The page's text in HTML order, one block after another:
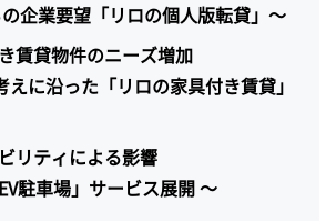
企業要望「リロの個人版転貸」～
賃貸物件のニーズ増加
えに沿った「リロの家具付き賃貸」
リティによる影響
駐車場」サービス展開 ～